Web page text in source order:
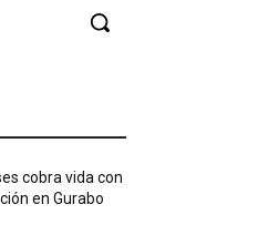
cobra vida con
en Gurabo